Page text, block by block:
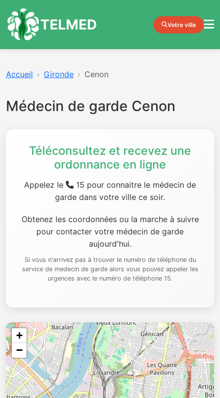
TELMED Votre ville
Accueil Gironde Cenon
Médecin de garde Cenon
Téléconsultez et recevez une
ordonnance en ligne
Appelez le
15 pour connaitre le médecin de
garde dans votre ville ce soir.
Obtenez les coordonnées ou la marche à suivre
pour contacter votre médecin de garde
aujourd'hui.
Si vous n'arrivez pas à trouver le numéro de téléphone du
service de medecin de garde alors vous pouvez appeler les
urgences avec le numéro de téléphone 15.
+
−